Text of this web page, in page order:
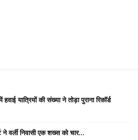
यात्रियों की संख्या ने तोड़ा पुराना रिकॉर्ड
ने वर्ली निवासी एक शख्स को चार...